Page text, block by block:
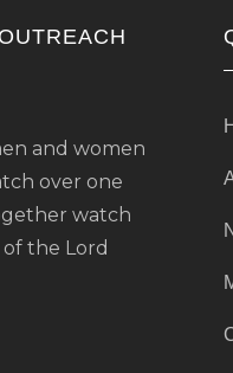
and women
over one
watch
the Lord